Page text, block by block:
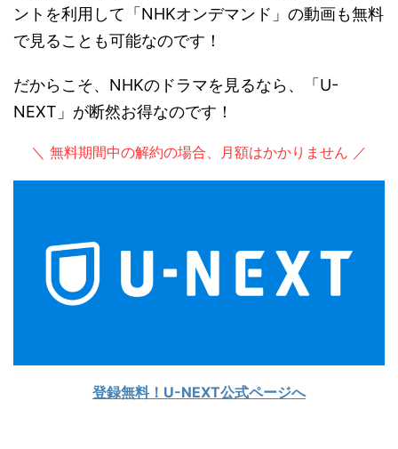
ントを利用して「NHKオンデマンド」の動画も無料
で見ることも可能なのです！
だからこそ、NHKのドラマを見るなら、「U-
NEXT」が断然お得なのです！
＼ 無料期間中の解約の場合、月額はかかりません ／
登録無料！U-NEXT公式ページへ